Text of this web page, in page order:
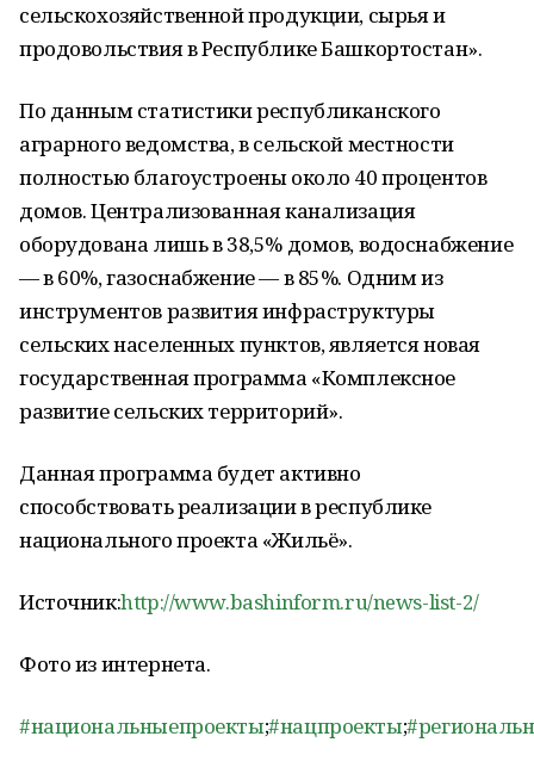
сельскохозяйственной продукции, сырья и
продовольствия в Республике Башкортостан».
По данным статистики республиканского
аграрного ведомства, в сельской местности
полностью благоустроены около 40 процентов
домов. Централизованная канализация
оборудована лишь в 38,5% домов, водоснабжение
— в 60%, газоснабжение — в 85%. Одним из
инструментов развития инфраструктуры
сельских населенных пунктов, является новая
государственная программа «Комплексное
развитие сельских территорий».
Данная программа будет активно
способствовать реализации в республике
национального проекта «Жильё».
Источник:http://www.bashinform.ru/news-list-2/
Фото из интернета.
#национальныепроекты;#нацпроекты;